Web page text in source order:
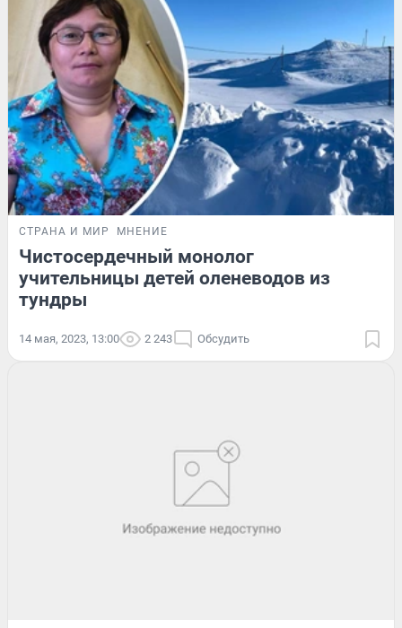
СТРАНА И МИР МНЕНИЕ
Чистосердечный монолог
учительницы детей оленеводов из
тундры
14 мая, 2023, 13:00 2 243 Обсудить